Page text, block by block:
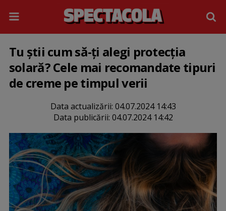
Tu știi cum să-ți alegi protecția
solară? Cele mai recomandate tipuri
de creme pe timpul verii
Data actualizării: 04.07.2024 14:43
Data publicării: 04.07.2024 14:42